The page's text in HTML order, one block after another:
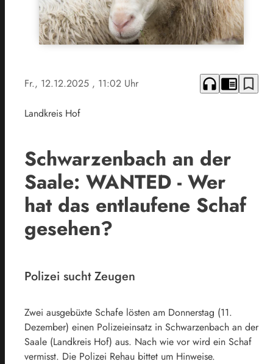
Fr., 12.12.2025 , 11:02 Uhr headphones chrome_reader_mode bookmark_border
Landkreis Hof
Schwarzenbach an der
Saale: WANTED - Wer
hat das entlaufene Schaf
gesehen?
Polizei sucht Zeugen
Zwei ausgebüxte Schafe lösten am Donnerstag (11.
Dezember) einen Polizeieinsatz in Schwarzenbach an der
Saale (Landkreis Hof) aus. Nach wie vor wird ein Schaf
vermisst. Die Polizei Rehau bittet um Hinweise.